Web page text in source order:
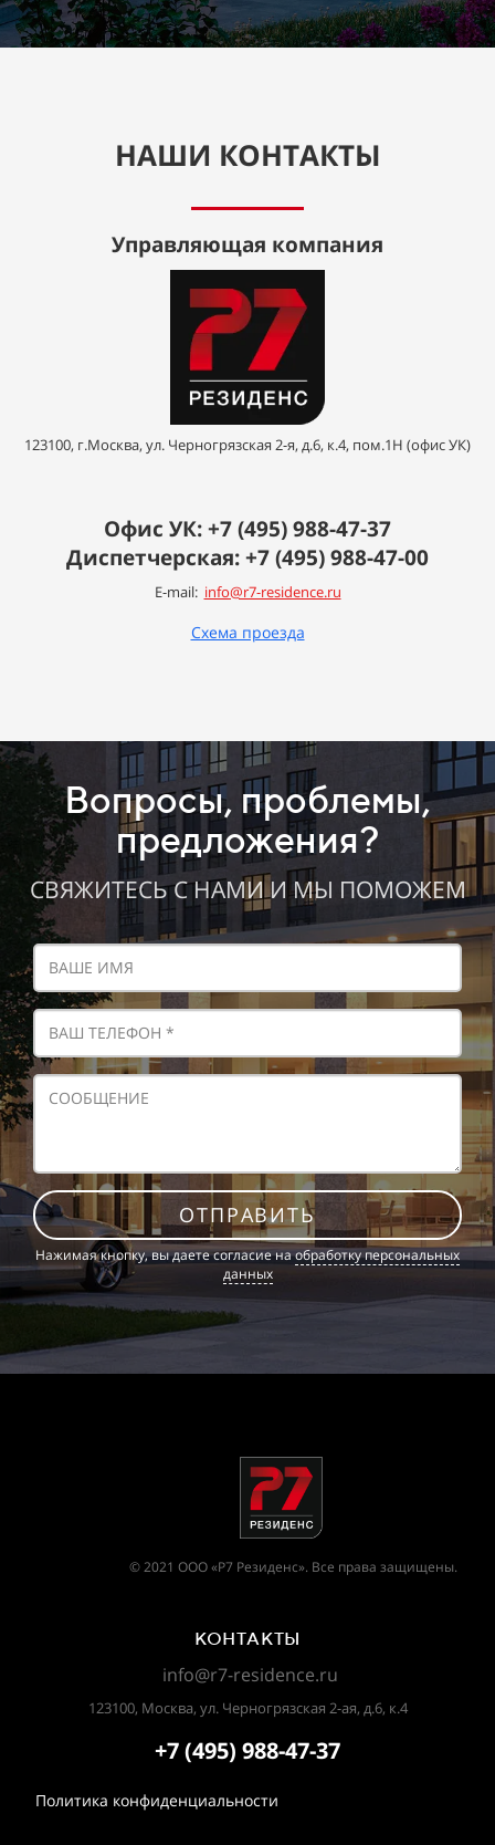
НАШИ КОНТАКТЫ
Управляющая компания
123100, г.Москва, ул. Черногрязская 2-я, д.6, к.4, пом.1Н (офис УК)
Офис УК: +7 (495)988-47-37
Диспетчерская: +7 (495)988-47-00
E-mail: info@r7-residence.ru
Схема проезда
Вопросы, проблемы,
предложения?
СВЯЖИТЕСЬ С НАМИ И МЫ ПОМОЖЕМ
ОТПРАВИТЬ
Нажимая кнопку, вы даете согласие наобработку персональных
данных
© 2021 ООО «Р7 Резиденс». Все права защищены.
КОНТАКТЫ
info@r7-residence.ru
123100, Москва, ул. Черногрязская 2-ая, д.6, к.4
+7 (495) 988-47-37
Политика конфиденциальности